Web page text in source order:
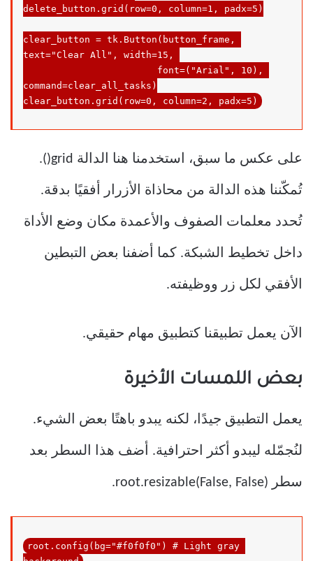
delete_button.grid(row=0, column=1, padx=5)
clear_button = tk.Button(button_frame,
text="Clear All" , width=15 ,
font=( "Arial"
command=clear_all_tasks)
clear_button.grid(row=0, column=2, padx=5)
على عكس ما سبق، استخدمنا هنا الدالة grid().
تُمكّننا هذه الدالة من محاذاة الأزرار أفقيًا بدقة.
تُحدد معلمات الصفوف والأعمدة مكان وضع الأداة
داخل تخطيط الشبكة. كما أضفنا بعض التبطين
الأفقي لكل زر ووظيفته.
الآن يعمل تطبيقنا كتطبيق مهام حقيقي.
بعض اللمسات الأخيرة
يعمل التطبيق جيدًا، لكنه يبدو باهتًا بعض الشيء.
لنُجمّله ليبدو أكثر احترافية. أضف هذا السطر بعد
سطر root.resizable(False, False).
root.config( bg="#f0f0f0" ) # Light gray